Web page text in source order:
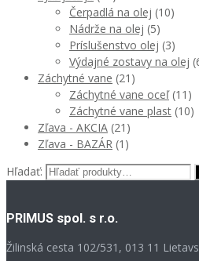
Čerpadlá na olej (10)
Nádrže na olej (5)
Príslušenstvo olej (3)
Výdajné zostavy na olej
Záchytné vane (21)
Záchytné vane oceľ (11)
Záchytné vane plast (10)
Zľava - AKCIA (21)
Zľava - BAZÁR (1)
Hľadať:
PRIMUS spol. s r.o.
Žilinská cesta 102/531, 013 11